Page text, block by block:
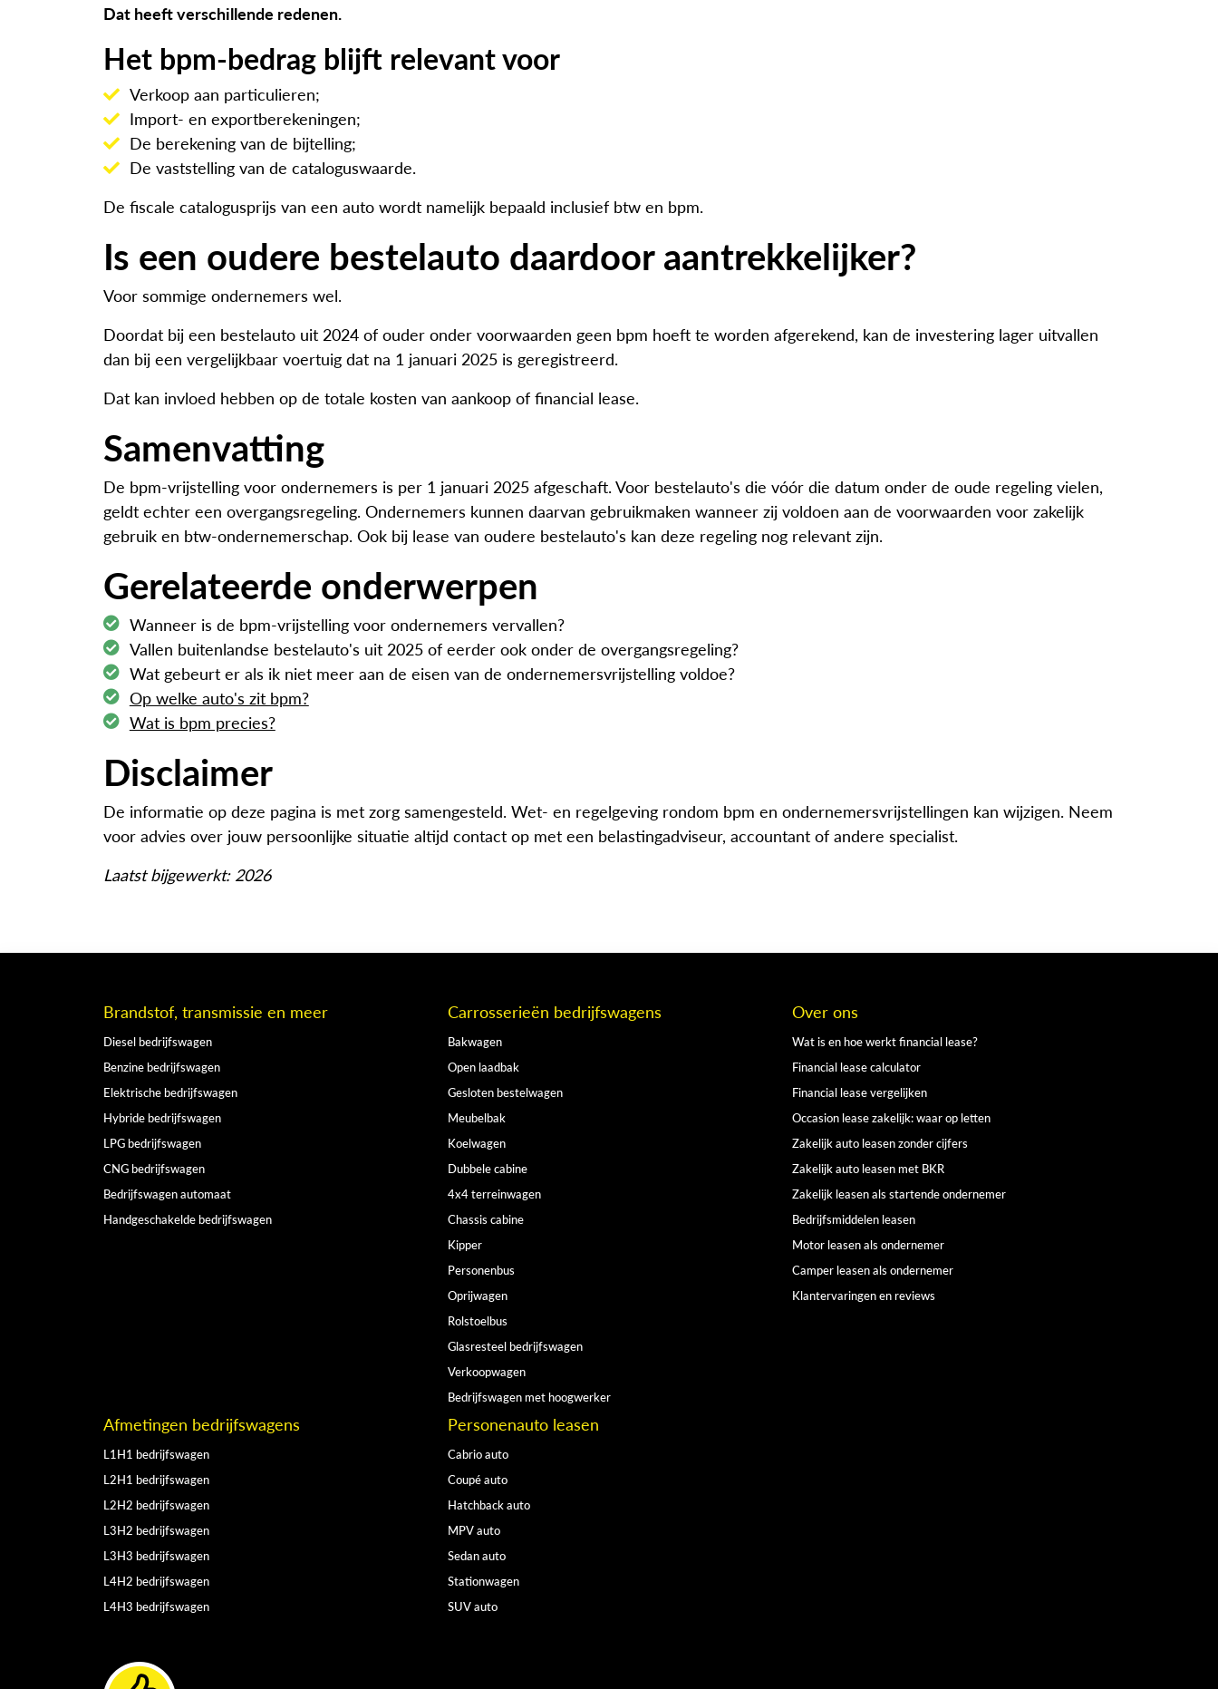
Dat heeft verschillende redenen.
Het bpm-bedrag blijft relevant voor
Verkoop aan particulieren;
Import- en exportberekeningen;
De berekening van de bijtelling;
De vaststelling van de cataloguswaarde.
De fiscale catalogusprijs van een auto wordt namelijk bepaald inclusief btw en bpm.
Is een oudere bestelauto daardoor aantrekkelijker?
Voor sommige ondernemers wel.
Doordat bij een bestelauto uit 2024 of ouder onder voorwaarden geen bpm hoeft te worden afgerekend, kan de investering lager uitvallen
dan bij een vergelijkbaar voertuig dat na 1 januari 2025 is geregistreerd.
Dat kan invloed hebben op de totale kosten van aankoop of financial lease.
Samenvatting
De bpm-vrijstelling voor ondernemers is per 1 januari 2025 afgeschaft. Voor bestelauto's die vóór die datum onder de oude regeling vielen,
geldt echter een overgangsregeling. Ondernemers kunnen daarvan gebruikmaken wanneer zij voldoen aan de voorwaarden voor zakelijk
gebruik en btw-ondernemerschap. Ook bij lease van oudere bestelauto's kan deze regeling nog relevant zijn.
Gerelateerde onderwerpen
Wanneer is de bpm-vrijstelling voor ondernemers vervallen?
Vallen buitenlandse bestelauto's uit 2025 of eerder ook onder de overgangsregeling?
Wat gebeurt er als ik niet meer aan de eisen van de ondernemersvrijstelling voldoe?
Op welke auto's zit bpm?
Wat is bpm precies?
Disclaimer
De informatie op deze pagina is met zorg samengesteld. Wet- en regelgeving rondom bpm en ondernemersvrijstellingen kan wijzigen. Neem
voor advies over jouw persoonlijke situatie altijd contact op met een belastingadviseur, accountant of andere specialist.
Laatst bijgewerkt: 2026
Brandstof, transmissie en meer
Diesel bedrijfswagen
Benzine bedrijfswagen
Elektrische bedrijfswagen
Hybride bedrijfswagen
LPG bedrijfswagen
CNG bedrijfswagen
Bedrijfswagen automaat
Handgeschakelde bedrijfswagen
Carrosserieën bedrijfswagens
Bakwagen
Open laadbak
Gesloten bestelwagen
Meubelbak
Koelwagen
Dubbele cabine
4x4 terreinwagen
Chassis cabine
Kipper
Personenbus
Oprijwagen
Rolstoelbus
Glasresteel bedrijfswagen
Verkoopwagen
Bedrijfswagen met hoogwerker
Over ons
Wat is en hoe werkt financial lease?
Financial lease calculator
Financial lease vergelijken
Occasion lease zakelijk: waar op letten
Zakelijk auto leasen zonder cijfers
Zakelijk auto leasen met BKR
Zakelijk leasen als startende ondernemer
Bedrijfsmiddelen leasen
Motor leasen als ondernemer
Camper leasen als ondernemer
Klantervaringen en reviews
Afmetingen bedrijfswagens
L1H1 bedrijfswagen
L2H1 bedrijfswagen
L2H2 bedrijfswagen
L3H2 bedrijfswagen
L3H3 bedrijfswagen
L4H2 bedrijfswagen
L4H3 bedrijfswagen
Personenauto leasen
Cabrio auto
Coupé auto
Hatchback auto
MPV auto
Sedan auto
Stationwagen
SUV auto